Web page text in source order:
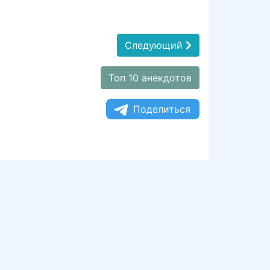
Следующий
Топ 10 анекдотов
Поделиться